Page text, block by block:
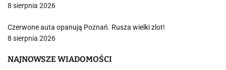
8 sierpnia 2026
Czerwone auta opanują Poznań. Rusza wielki zlot!
8 sierpnia 2026
NAJNOWSZE WIADOMOŚCI